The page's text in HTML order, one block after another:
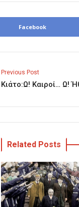
Facebook
Previous Post
Κιάτο:Ω! Καιροί… Ω!
Related Posts